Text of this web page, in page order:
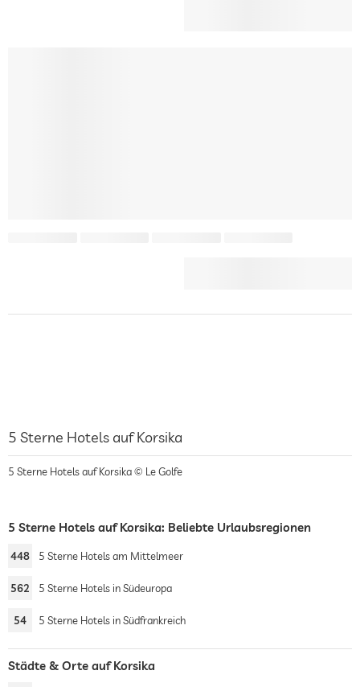
5 Sterne Hotels auf Korsika
5 Sterne Hotels auf Korsika © Le Golfe
5 Sterne Hotels auf Korsika: Beliebte Urlaubsregionen
448 5 Sterne Hotels am Mittelmeer
562 5 Sterne Hotels in Südeuropa
54 5 Sterne Hotels in Südfrankreich
Städte & Orte auf Korsika